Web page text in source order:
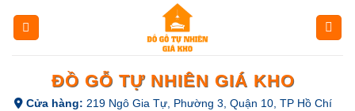
ĐỒ GỖ TỰ NHIÊN GIÁ KHO
Cửa hàng: 219 Ngô Gia Tự, Phường 3, Quận 10, TP Hồ Chí